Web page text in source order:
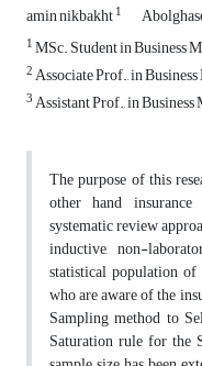
amin nikbakht1
1MSc. Student in Business
2Associate Prof., in
3Assistant Prof., in Business
The purpose of this
other hand
systematic review
inductive, non-
statistical population
who are aware of the
Sampling method to
Saturation rule for the